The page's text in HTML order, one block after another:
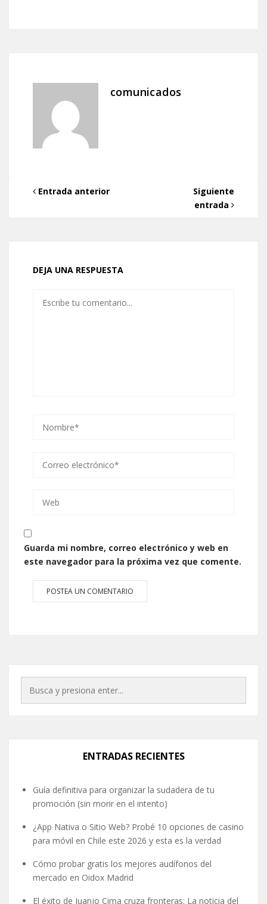
comunicados
Entrada anterior
Siguiente
entrada
DEJA UNA RESPUESTA
Guarda mi nombre, correo electrónico y web en
este navegador para la próxima vez que comente.
ENTRADAS RECIENTES
Guía definitiva para organizar la sudadera de tu
promoción (sin morir en el intento)
¿App Nativa o Sitio Web? Probé 10 opciones de casino
para móvil en Chile este 2026 y esta es la verdad
Cómo probar gratis los mejores audífonos del
mercado en Oidox Madrid
El éxito de Juanjo Cima cruza fronteras: La noticia del